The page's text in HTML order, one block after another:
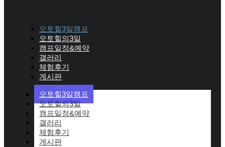
오토힐3일캠프
오토힐의3일
캠프일정&예약
갤러리
체험후기
게시판
오토힐3일캠프
오토힐의3일
캠프일정&예약
갤러리
체험후기
게시판